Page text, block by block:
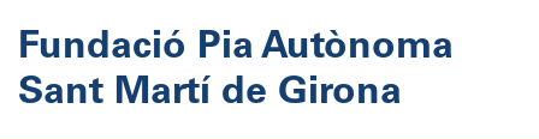
Fundació Pia Autònoma
Sant Martí de Girona